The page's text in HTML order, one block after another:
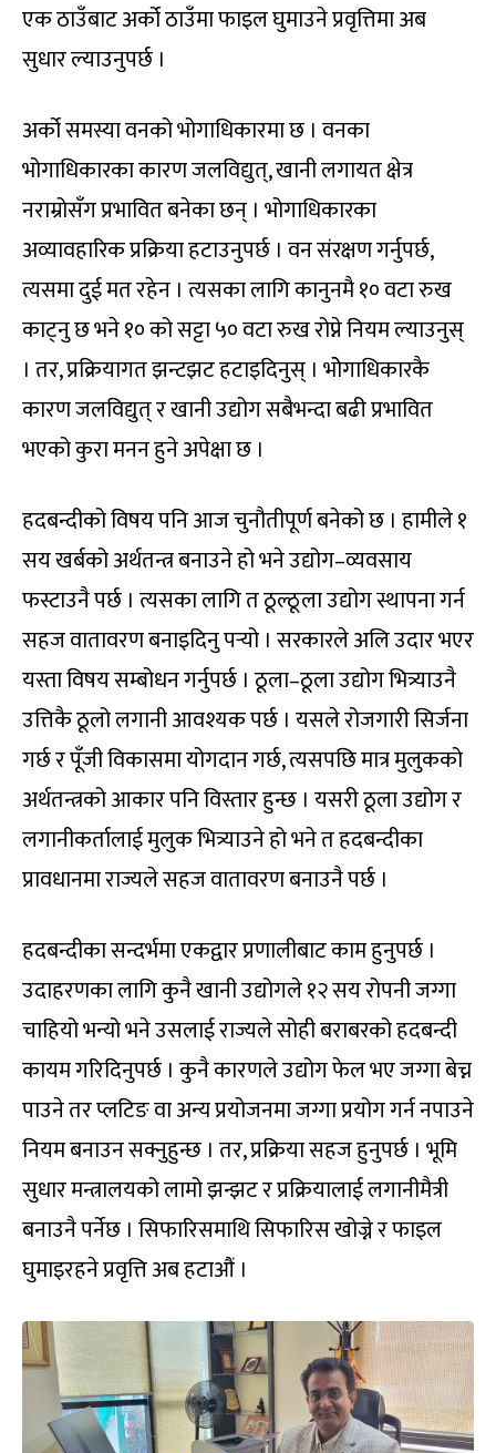
एक ठाउँबाट अर्को ठाउँमा फाइल घुमाउने प्रवृत्तिमा अब
सुधार ल्याउनुपर्छ ।
अर्को समस्या वनको भोगाधिकारमा छ । वनका
भोगाधिकारका कारण जलविद्युत्, खानी लगायत क्षेत्र
नराम्रोसँग प्रभावित बनेका छन् । भोगाधिकारका
अव्यावहारिक प्रक्रिया हटाउनुपर्छ । वन संरक्षण गर्नुपर्छ,
त्यसमा दुई मत रहेन । त्यसका लागि कानुनमै १० वटा रुख
काट्नु छ भने १० को सट्टा ५० वटा रुख रोप्ने नियम ल्याउनुस्
। तर, प्रक्रियागत झन्टझट हटाइदिनुस् । भोेगाधिकारकै
कारण जलविद्युत् र खानी उद्योग सबैभन्दा बढी प्रभावित
भएको कुरा मनन हुने अपेक्षा छ ।
हदबन्दीको विषय पनि आज चुनौतीपूर्ण बनेको छ । हामीले १
सय खर्बको अर्थतन्त्र बनाउने हो भने उद्योग–व्यवसाय
फस्टाउनै पर्छ । त्यसका लागि त ठूल्ठूला उद्योग स्थापना गर्न
सहज वातावरण बनाइदिनु पर्‍यो । सरकारले अलि उदार भएर
यस्ता विषय सम्बोधन गर्नुपर्छ । ठूला–ठूला उद्योग भित्र्याउनै
उत्तिकै ठूलो लगानी आवश्यक पर्छ । यसले रोजगारी सिर्जना
गर्छ र पूँजी विकासमा योगदान गर्छ, त्यसपछि मात्र मुलुकको
अर्थतन्त्रको आकार पनि विस्तार हुन्छ । यसरी ठूला उद्योग र
लगानीकर्तालाई मुलुक भित्र्याउने हो भने त हदबन्दीका
प्रावधानमा राज्यले सहज वातावरण बनाउनै पर्छ ।
हदबन्दीका सन्दर्भमा एकद्वार प्रणालीबाट काम हुनुपर्छ ।
उदाहरणका लागि कुनै खानी उद्योगले १२ सय रोपनी जग्गा
चाहियो भन्यो भने उसलाई राज्यले सोही बराबरको हदबन्दी
कायम गरिदिनुपर्छ । कुनै कारणले उद्योग फेल भए जग्गा बेच्न
पाउने तर प्लटिङ वा अन्य प्रयोजनमा जग्गा प्रयोग गर्न नपाउने
नियम बनाउन सक्नुहुन्छ । तर, प्रक्रिया सहज हुनुपर्छ । भूमि
सुधार मन्त्रालयको लामो झन्झट र प्रक्रियालाई लगानीमैत्री
बनाउनै पर्नेछ । सिफारिसमाथि सिफारिस खोज्ने र फाइल
घुमाइरहने प्रवृत्ति अब हटाऔं ।